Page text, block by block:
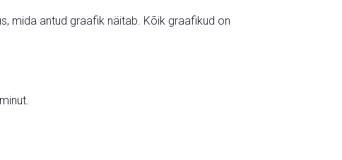
mida antud graafik näitab. Kõik graafikud on